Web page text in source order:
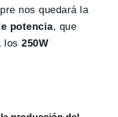
nos quedará la
potencia, que
los250W